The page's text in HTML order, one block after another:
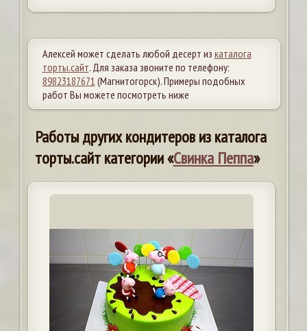
Алексей может сделать любой десерт из каталога
торты.сайт. Для заказа звоните по телефону:
89823187671 (Магнитогорск). Примеры подобных
работ Вы можете посмотреть ниже
Работы других кондитеров из каталога
торты.сайт категории «Свинка Пеппа»